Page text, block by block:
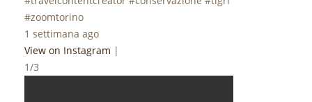
#zoomtorino
1 settimana ago
View on Instagram |
1/3